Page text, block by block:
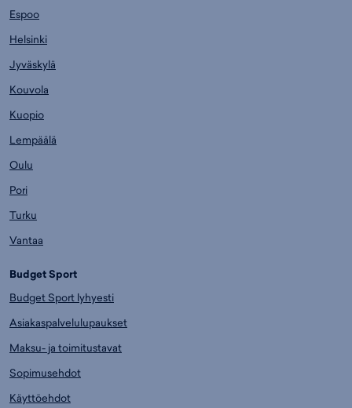
Espoo
Helsinki
Jyväskylä
Kouvola
Kuopio
Lempäälä
Oulu
Pori
Turku
Vantaa
Budget Sport
Budget Sport lyhyesti
Asiakaspalvelulupaukset
Maksu- ja toimitustavat
Sopimusehdot
Käyttöehdot